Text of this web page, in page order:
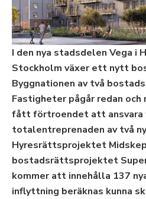
I den nya stadsdelen Vega i
Stockholm växer ett nytt
Byggnationen av två
Fastigheter pågår redan och
fått förtroendet att ansvara
totalentreprenaden av två
Hyresrättsprojektet
bostadsrättsprojektet
kommer att innehålla 137
inflyttning beräknas kunna